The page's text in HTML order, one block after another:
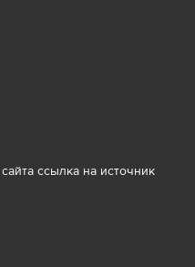
ссылка на источник